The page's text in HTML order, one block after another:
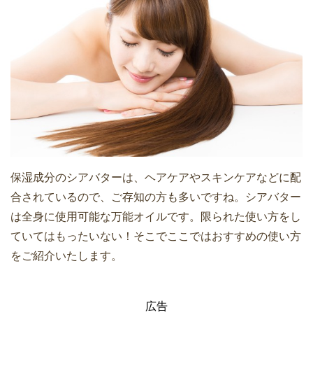
保湿成分のシアバターは、ヘアケアやスキンケアなどに配
合されているので、ご存知の方も多いですね。シアバター
は全身に使用可能な万能オイルです。限られた使い方をし
ていてはもったいない！そこでここではおすすめの使い方
をご紹介いたします。
広告